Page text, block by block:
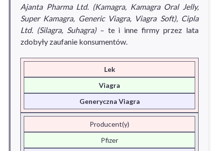
Ajanta Pharma Ltd. (Kamagra, Kamagra Oral Jelly,
Super Kamagra, Generic Viagra, Viagra Soft), Cipla
Ltd. (Silagra, Suhagra)– te i inne firmy przez lata
zdobyły zaufanie konsumentów.
Lek
Viagra
Generyczna Viagra
Producent(y)
Pfizer